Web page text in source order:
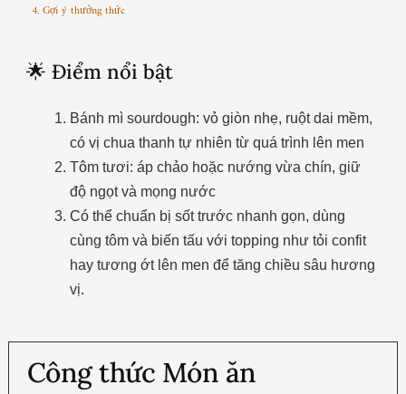
4. Gợi ý thưởng thức
🌟 Điểm nổi bật
Bánh mì sourdough: vỏ giòn nhẹ, ruột dai mềm,
có vị chua thanh tự nhiên từ quá trình lên men
Tôm tươi: áp chảo hoặc nướng vừa chín, giữ
độ ngọt và mọng nước
Có thể chuẩn bị sốt trước nhanh gọn, dùng
cùng tôm và biến tấu với topping như tỏi confit
hay tương ớt lên men để tăng chiều sâu hương
vị.
Công thức Món ăn